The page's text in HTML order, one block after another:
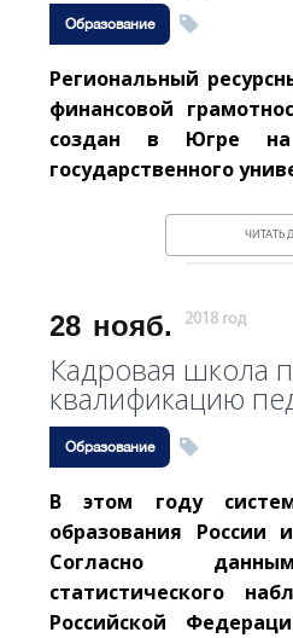
Образование
Региональный
финансовой
создан в Югре на
государственного
ЧИТАТЬ
28 нояб. 2018 год
Кадровая школа
квалификацию
Образование
В этом году
образования России
Согласно
статистического
Российской